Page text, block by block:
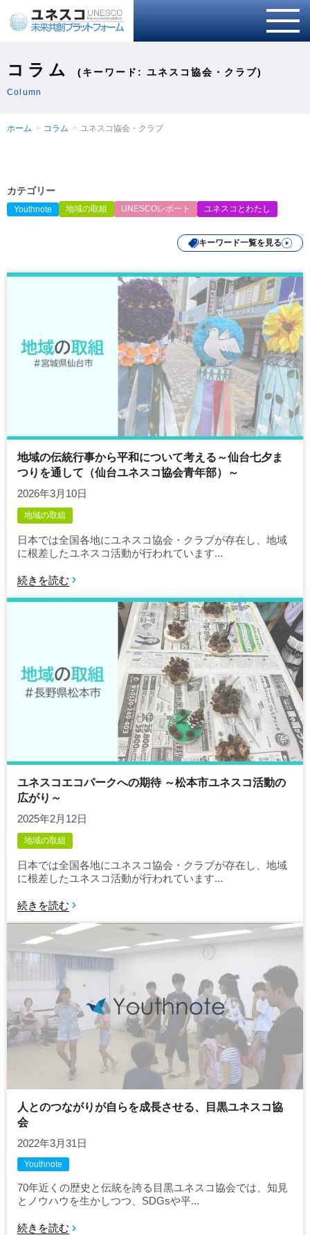
コラム (キーワード: ユネスコ協会・クラブ)
Column
ホーム コラム ユネスコ協会・クラブ
カテゴリー
Youthnote 地域の取組 UNESCOレポート ユネスコとわたし
キーワード一覧を見る
地域の伝統行事から平和について考える～仙台七夕ま
つりを通して（仙台ユネスコ協会青年部）～
2026年3月10日
地域の取組
日本では全国各地にユネスコ協会・クラブが存在し、地域
に根差したユネスコ活動が行われています...
続きを読む
ユネスコエコパークへの期待 ～松本市ユネスコ活動の
広がり～
2025年2月12日
地域の取組
日本では全国各地にユネスコ協会・クラブが存在し、地域
に根差したユネスコ活動が行われています...
続きを読む
人とのつながりが自らを成長させる、目黒ユネスコ協
会
2022年3月31日
Youthnote
70年近くの歴史と伝統を誇る目黒ユネスコ協会では、知見
とノウハウを生かしつつ、SDGsや平...
続きを読む